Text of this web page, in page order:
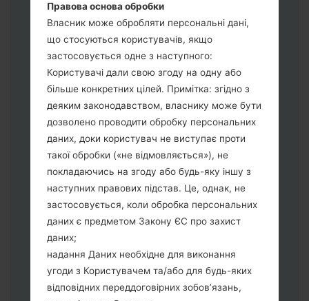
прошивки тут) або 5 (Вибрати 5 файл
прошивки тут) файлів для прошивки:
AP: "System & Recovery"
CP: "Modem & Radio"
CSC_***: "Country & Region & Operator"
HOME_CSC_***: "Country & Region &
Operator"
Додайте усі файли у програму Odin 3.
Якщо ви хочете прошити телефон та
скинути до заводських налаштувань
оберіть CSC_***, у іншому випадку
виберіть HOME_CSC_*** для
збереження Ваших даних.
Тепер вимкніть пристрій і увійдіть у
"Download" режим. Усі методи як це
зробити:
Натисніть та утримуйти клавіші:
живлення, збільшення гучності та Bixbi.
Правова основа обробки
Власник може обробляти персональні дані,
що стосуються користувачів, якщо
застосовується одне з наступного:
Користувачі дали свою згоду на одну або
більше конкретних цілей. Примітка: згідно з
деяким законодавством, власнику може бути
дозволено проводити обробку персональних
даних, доки користувач не виступає проти
такої обробки («не відмовляється»), не
покладаючись на згоду або будь-яку іншу з
наступних правових підстав. Це, однак, не
застосовується, коли обробка персональних
даних є предметом Закону ЄС про захист
даних;
надання Даних необхідне для виконання
угоди з Користувачем та/або для будь-яких
відповідних переддоговірних зобов’язань,